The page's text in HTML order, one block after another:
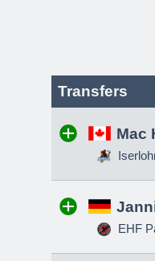
Transfers
Mac
EHF